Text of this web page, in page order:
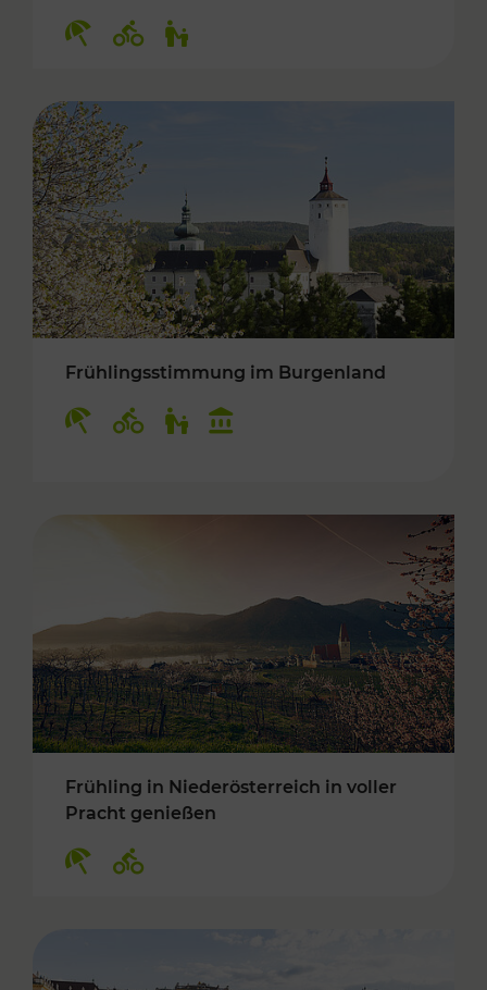
Frühlingsstimmung im Burgenland
Frühling in Niederösterreich in voller
Pracht genießen